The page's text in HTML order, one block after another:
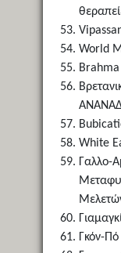
World
White
Γαλλο-
Γκόν-